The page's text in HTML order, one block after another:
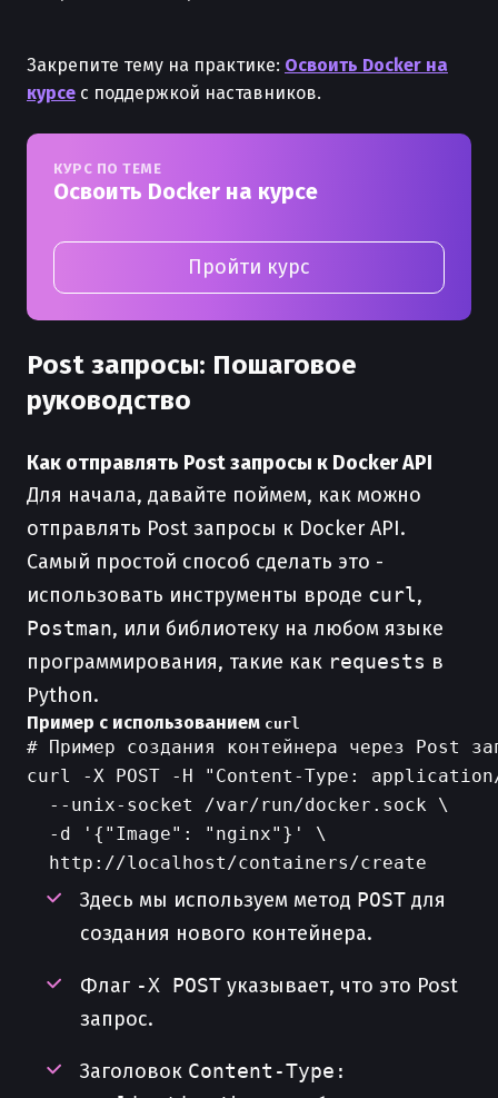
Закрепите тему на практике: Освоить Docker на
курсе с поддержкой наставников.
КУРС ПО ТЕМЕ
Освоить Docker на курсе
Пройти курс
Post запросы: Пошаговое
руководство
Как отправлять Post запросы к Docker API
Для начала, давайте поймем, как можно
отправлять Post запросы к Docker API.
Самый простой способ сделать это -
использовать инструменты вроде curl,
Postman, или библиотеку на любом языке
программирования, такие как requests в
Python.
Пример с использованием curl
# Пример создания контейнера через Post
curl -X POST -H "Content-Type:
  --unix-socket /var/run/docker.sock \
  -d '{"Image": "nginx"}' \
Здесь мы используем метод POST для
создания нового контейнера.
Флаг -X POST указывает, что это Post
запрос.
Заголовок Content-Type: